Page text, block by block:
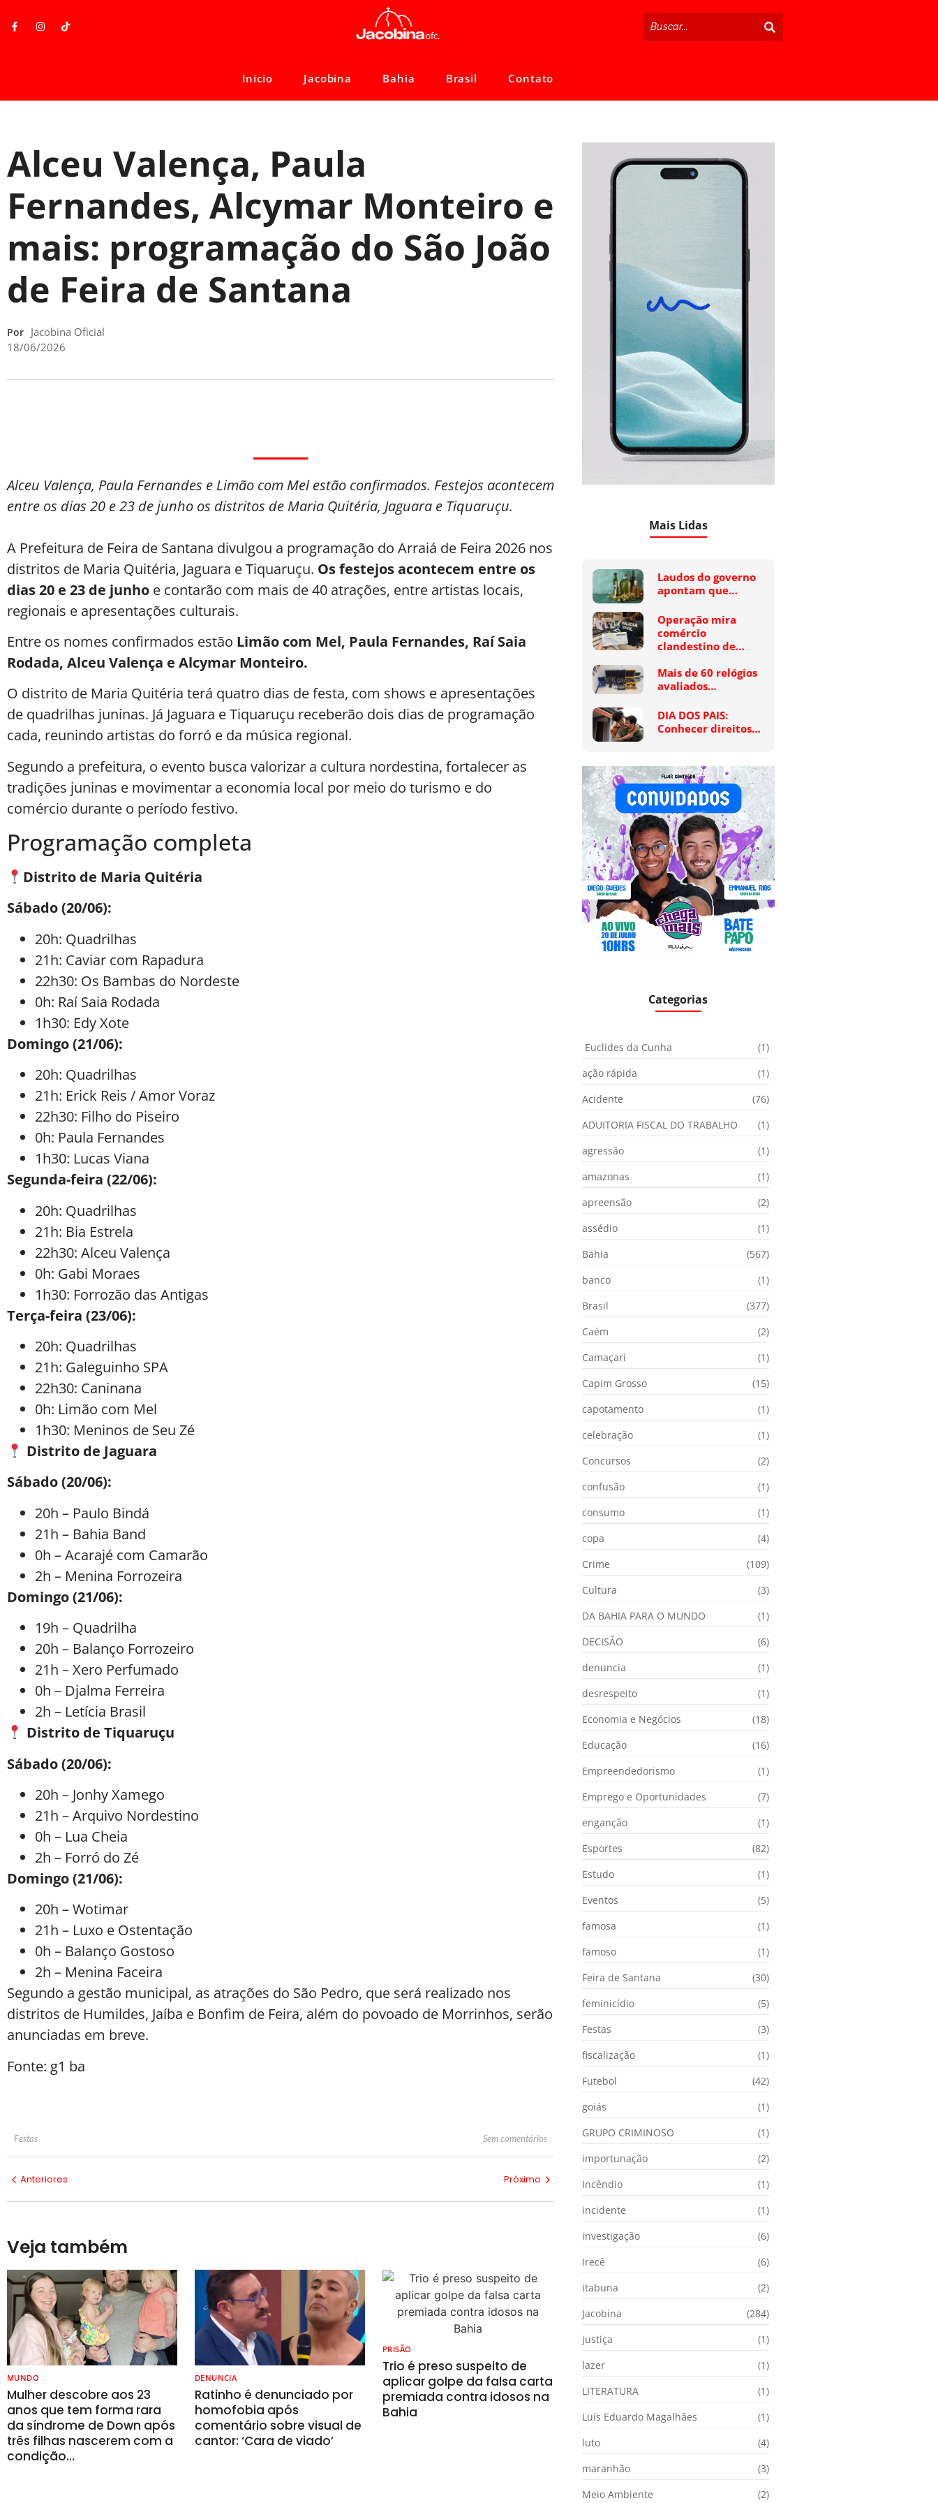
Início Jacobina Bahia Brasil Contato
Alceu Valença, Paula
Fernandes, Alcymar Monteiro e
mais: programação do São João
de Feira de Santana
Por Jacobina Oficial
18/06/2026
Alceu Valença, Paula Fernandes e Limão com Mel estão confirmados. Festejos acontecem
entre os dias 20 e 23 de junho os distritos de Maria Quitéria, Jaguara e Tiquaruçu.
A Prefeitura de Feira de Santana divulgou a programação do Arraiá de Feira 2026 nos
distritos de Maria Quitéria, Jaguara e Tiquaruçu. Os festejos acontecem entre os
dias 20 e 23 de junho e contarão com mais de 40 atrações, entre artistas locais,
regionais e apresentações culturais.
Entre os nomes confirmados estão Limão com Mel, Paula Fernandes, Raí Saia
Rodada, Alceu Valença e Alcymar Monteiro.
O distrito de Maria Quitéria terá quatro dias de festa, com shows e apresentações
de quadrilhas juninas. Já Jaguara e Tiquaruçu receberão dois dias de programação
cada, reunindo artistas do forró e da música regional.
Segundo a prefeitura, o evento busca valorizar a cultura nordestina, fortalecer as
tradições juninas e movimentar a economia local por meio do turismo e do
comércio durante o período festivo.
Programação completa
Distrito de Maria Quitéria
Sábado (20/06):
20h: Quadrilhas
21h: Caviar com Rapadura
22h30: Os Bambas do Nordeste
0h: Raí Saia Rodada
1h30: Edy Xote
Domingo (21/06):
20h: Quadrilhas
21h: Erick Reis / Amor Voraz
22h30: Filho do Piseiro
0h: Paula Fernandes
1h30: Lucas Viana
Segunda-feira (22/06):
20h: Quadrilhas
21h: Bia Estrela
22h30: Alceu Valença
0h: Gabi Moraes
1h30: Forrozão das Antigas
Terça-feira (23/06):
20h: Quadrilhas
21h: Galeguinho SPA
22h30: Caninana
0h: Limão com Mel
1h30: Meninos de Seu Zé
Distrito de Jaguara
Sábado (20/06):
20h – Paulo Bindá
21h – Bahia Band
0h – Acarajé com Camarão
2h – Menina Forrozeira
Domingo (21/06):
19h – Quadrilha
20h – Balanço Forrozeiro
21h – Xero Perfumado
0h – Djalma Ferreira
2h – Letícia Brasil
Distrito de Tiquaruçu
Sábado (20/06):
20h – Jonhy Xamego
21h – Arquivo Nordestino
0h – Lua Cheia
2h – Forró do Zé
Domingo (21/06):
20h – Wotimar
21h – Luxo e Ostentação
0h – Balanço Gostoso
2h – Menina Faceira
Segundo a gestão municipal, as atrações do São Pedro, que será realizado nos
distritos de Humildes, Jaíba e Bonfim de Feira, além do povoado de Morrinhos, serão
anunciadas em breve.
Fonte: g1 ba
Festas Sem comentários
Anteriores Próximo
Veja também
MUNDO
Mulher descobre aos 23
anos que tem forma rara
da síndrome de Down após
três filhas nascerem com a
condição…
DENUNCIA
Ratinho é denunciado por
homofobia após
comentário sobre visual de
cantor: ‘Cara de viado’
PRISÃO
Trio é preso suspeito de
aplicar golpe da falsa carta
premiada contra idosos na
Bahia
Mais Lidas
Laudos do governo
apontam que…
Operação mira
comércio
clandestino de…
Mais de 60 relógios
avaliados…
DIA DOS PAIS:
Conhecer direitos…
Categorias
Euclides da Cunha
(1)
ação rápida
(1)
Acidente
(76)
ADUITORIA FISCAL DO TRABALHO
(1)
agressão
(1)
amazonas
(1)
apreensão
(2)
assédio
(1)
Bahia
(567)
banco
(1)
Brasil
(377)
Caém
(2)
Camaçari
(1)
Capim Grosso
(15)
capotamento
(1)
celebração
(1)
Concursos
(2)
confusão
(1)
consumo
(1)
copa
(4)
Crime
(109)
Cultura
(3)
DA BAHIA PARA O MUNDO
(1)
DECISÃO
(6)
denuncia
(1)
desrespeito
(1)
Economia e Negócios
(18)
Educação
(16)
Empreendedorismo
(1)
Emprego e Oportunidades
(7)
enganção
(1)
Esportes
(82)
Estudo
(1)
Eventos
(5)
famosa
(1)
famoso
(1)
Feira de Santana
(30)
feminicídio
(5)
Festas
(3)
fiscalização
(1)
Futebol
(42)
goiás
(1)
GRUPO CRIMINOSO
(1)
importunação
(2)
Incêndio
(1)
incidente
(1)
investigação
(6)
Irecê
(6)
itabuna
(2)
Jacobina
(284)
justiça
(1)
lazer
(1)
LITERATURA
(1)
Luís Eduardo Magalhães
(1)
luto
(4)
maranhão
(3)
Meio Ambiente
(2)